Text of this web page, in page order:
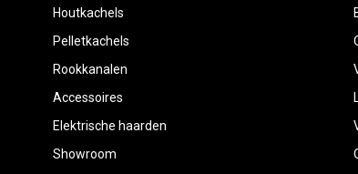
Houtkachels
Pelletkachels
Rookkanalen
Accessoires
Elektrische haarden
Showroom